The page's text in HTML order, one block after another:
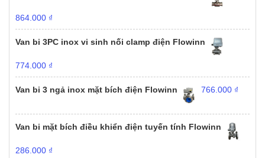
864.000 ₫
Van bi 3PC inox vi sinh nối clamp điện Flowinn
774.000 ₫
Van bi 3 ngả inox mặt bích điện Flowinn 766.000 ₫
Van bi mặt bích điều khiển điện tuyến tính Flowinn
286.000 ₫